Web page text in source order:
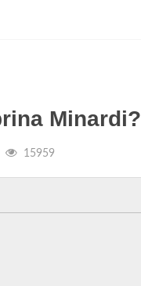
Minardi?
15959